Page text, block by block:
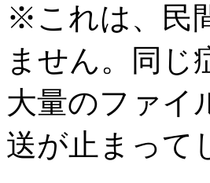
※これは、民
ません。同じ
大量のファイ
送が止まって